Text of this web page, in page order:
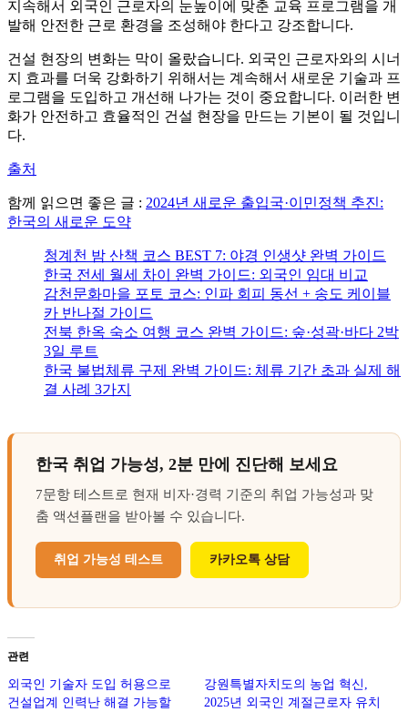
지속해서 외국인 근로자의 눈높이에 맞춘 교육 프로그램을 개
발해 안전한 근로 환경을 조성해야 한다고 강조합니다.
건설 현장의 변화는 막이 올랐습니다. 외국인 근로자와의 시너
지 효과를 더욱 강화하기 위해서는 계속해서 새로운 기술과 프
로그램을 도입하고 개선해 나가는 것이 중요합니다. 이러한 변
화가 안전하고 효율적인 건설 현장을 만드는 기본이 될 것입니
다.
출처
함께 읽으면 좋은 글 : 2024년 새로운 출입국·이민정책 추진:
한국의 새로운 도약
청계천 밤 산책 코스 BEST 7: 야경 인생샷 완벽 가이드
한국 전세 월세 차이 완벽 가이드: 외국인 임대 비교
감천문화마을 포토 코스: 인파 회피 동선 + 송도 케이블
카 반나절 가이드
전북 한옥 숙소 여행 코스 완벽 가이드: 숲·성곽·바다 2박
3일 루트
한국 불법체류 구제 완벽 가이드: 체류 기간 초과 실제 해
결 사례 3가지
한국 취업 가능성, 2분 만에 진단해 보세요
7문항 테스트로 현재 비자·경력 기준의 취업 가능성과 맞
춤 액션플랜을 받아볼 수 있습니다.
취업 가능성 테스트 카카오톡 상담
관련
외국인 기술자 도입 허용으로
건설업계 인력난 해결 가능할
강원특별자치도의 농업 혁신,
2025년 외국인 계절근로자 유치